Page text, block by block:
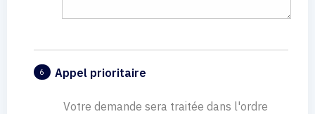
6 Appel prioritaire
Votre demande sera traitée dans l'ordre